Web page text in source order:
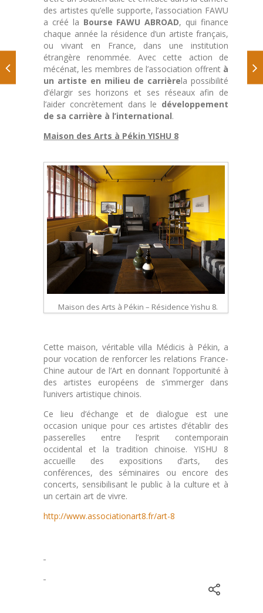
des artistes qu’elle supporte, l’association FAWU
a créé la Bourse FAWU ABROAD, qui finance
chaque année la résidence d’un artiste français,
ou vivant en France, dans une institution
étrangère renommée. Avec cette action de
mécénat, les membres de l’association offrent à
un artiste en milieu de carrièrela possibilité
d’élargir ses horizons et ses réseaux afin de
l’aider concrètement dans le développement
de sa carrière à l’international.
Maison des Arts à Pékin YISHU 8
Maison des Arts à Pékin – Résidence Yishu 8.
Cette maison, véritable villa Médicis à Pékin, a
pour vocation de renforcer les relations France-
Chine autour de l’Art en donnant l’opportunité à
des artistes européens de s’immerger dans
l’univers artistique chinois.
Ce lieu d’échange et de dialogue est une
occasion unique pour ces artistes d’établir des
passerelles entre l’esprit contemporain
occidental et la tradition chinoise. YISHU 8
accueille des expositions d’arts, des
conférences, des séminaires ou encore des
concerts, sensibilisant le public à la culture et à
un certain art de vivre.
http://www.associationart8.fr/art-8